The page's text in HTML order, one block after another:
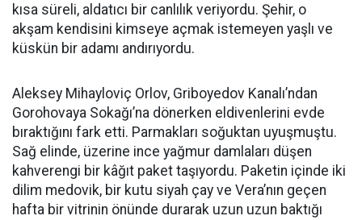
kısa süreli, aldatıcı bir canlılık veriyordu. Şehir, o
akşam kendisini kimseye açmak istemeyen yaşlı ve
küskün bir adamı andırıyordu.
Aleksey Mihayloviç Orlov, Griboyedov Kanalı’ndan
Gorohovaya Sokağı’na dönerken eldivenlerini evde
bıraktığını fark etti. Parmakları soğuktan uyuşmuştu.
Sağ elinde, üzerine ince yağmur damlaları düşen
kahverengi bir kâğıt paket taşıyordu. Paketin içinde iki
dilim medovik, bir kutu siyah çay ve Vera’nın geçen
hafta bir vitrinin önünde durarak uzun uzun baktığı